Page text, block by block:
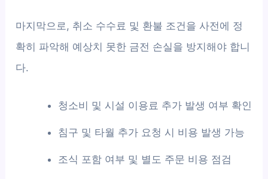
마지막으로, 취소 수수료 및 환불 조건을 사전에 정
확히 파악해 예상치 못한 금전 손실을 방지해야 합니
다.
청소비 및 시설 이용료 추가 발생 여부 확인
침구 및 타월 추가 요청 시 비용 발생 가능
조식 포함 여부 및 별도 주문 비용 점검